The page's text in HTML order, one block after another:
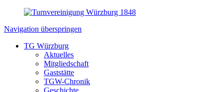
Navigation überspringen
TG Würzburg
Aktuelles
Mitgliedschaft
Gaststätte
TGW-Chronik
Geschichte